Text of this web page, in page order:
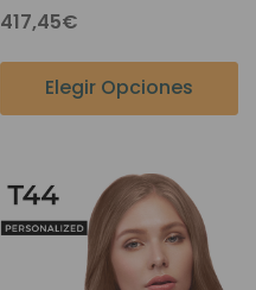
417,45€
Elegir Opciones